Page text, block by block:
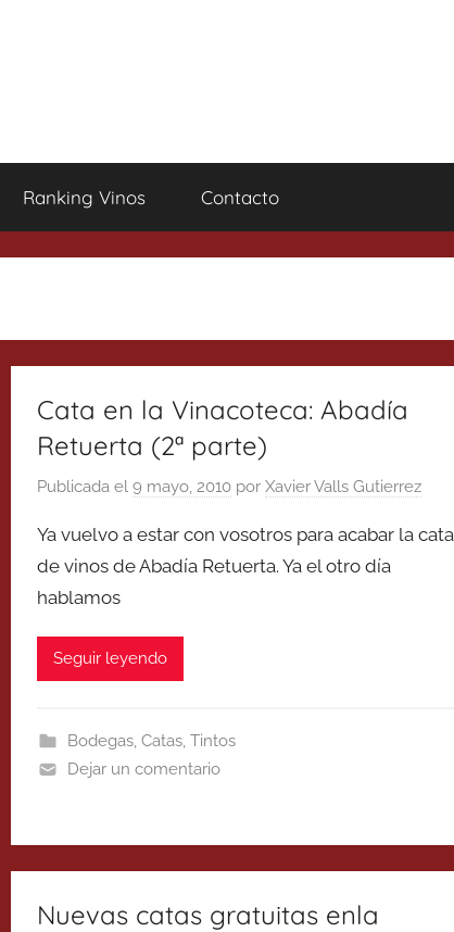
Ranking Vinos Contacto
Cata en la Vinacoteca: Abadía
Retuerta (2ª parte)
Publicada el9 mayo, 2010 porXavier Valls Gutierrez
Ya vuelvo a estar con vosotros para acabar la cata
de vinos de Abadía Retuerta. Ya el otro día
hablamos
Seguir leyendo
Bodegas, Catas, Tintos
Dejar un comentario
Nuevas catas gratuitas enla